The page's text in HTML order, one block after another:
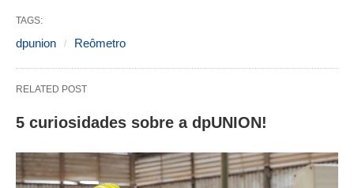
TAGS:
dpunion Reômetro
RELATED POST
5 curiosidades sobre a dpUNION!